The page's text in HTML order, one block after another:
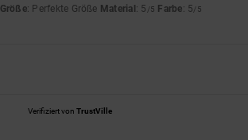
Größe: Perfekte Größe Material: 5 /5 Farbe: 5/5
Verifiziert von TrustVille